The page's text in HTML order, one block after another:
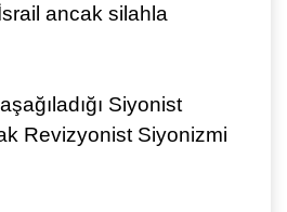
ancak silahla
Siyonist
Revizyonist Siyonizmi